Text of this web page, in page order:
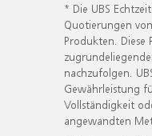
* Die UBS
Quotierungen
Produkten. Diese
nachzufolgen.
Gewährleistung
Vollständigkeit
angewandten